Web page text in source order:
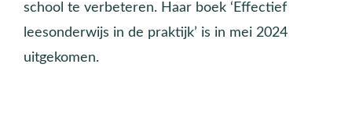
school te verbeteren. Haar boek ‘Effectief
leesonderwijs in de praktijk’ is in mei 2024
uitgekomen.